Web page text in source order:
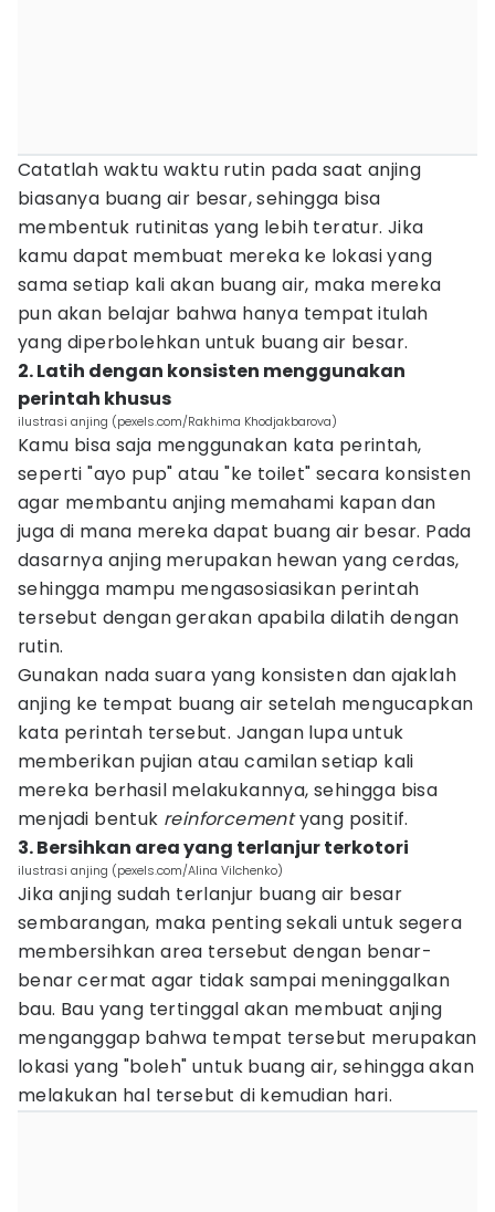
Catatlah waktu waktu rutin pada saat anjing
biasanya buang air besar, sehingga bisa
membentuk rutinitas yang lebih teratur. Jika
kamu dapat membuat mereka ke lokasi yang
sama setiap kali akan buang air, maka mereka
pun akan belajar bahwa hanya tempat itulah
yang diperbolehkan untuk buang air besar.
2. Latih dengan konsisten menggunakan
perintah khusus
ilustrasi anjing (pexels.com/Rakhima Khodjakbarova)
Kamu bisa saja menggunakan kata perintah,
seperti "ayo pup" atau "ke toilet" secara konsisten
agar membantu anjing memahami kapan dan
juga di mana mereka dapat buang air besar. Pada
dasarnya anjing merupakan hewan yang cerdas,
sehingga mampu mengasosiasikan perintah
tersebut dengan gerakan apabila dilatih dengan
rutin.
Gunakan nada suara yang konsisten dan ajaklah
anjing ke tempat buang air setelah mengucapkan
kata perintah tersebut. Jangan lupa untuk
memberikan pujian atau camilan setiap kali
mereka berhasil melakukannya, sehingga bisa
menjadi bentuk reinforcementyang positif.
3. Bersihkan area yang terlanjur terkotori
ilustrasi anjing (pexels.com/Alina Vilchenko)
Jika anjing sudah terlanjur buang air besar
sembarangan, maka penting sekali untuk segera
membersihkan area tersebut dengan benar-
benar cermat agar tidak sampai meninggalkan
bau. Bau yang tertinggal akan membuat anjing
menganggap bahwa tempat tersebut merupakan
lokasi yang "boleh" untuk buang air, sehingga akan
melakukan hal tersebut di kemudian hari.